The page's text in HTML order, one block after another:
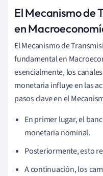
El Mecanismo de
en
El Mecanismo de
fundamental en
esencialmente, los
monetaria influye en las
pasos clave en el
En primer lugar, el
monetaria nominal.
Posteriormente, esto
A continuación, los